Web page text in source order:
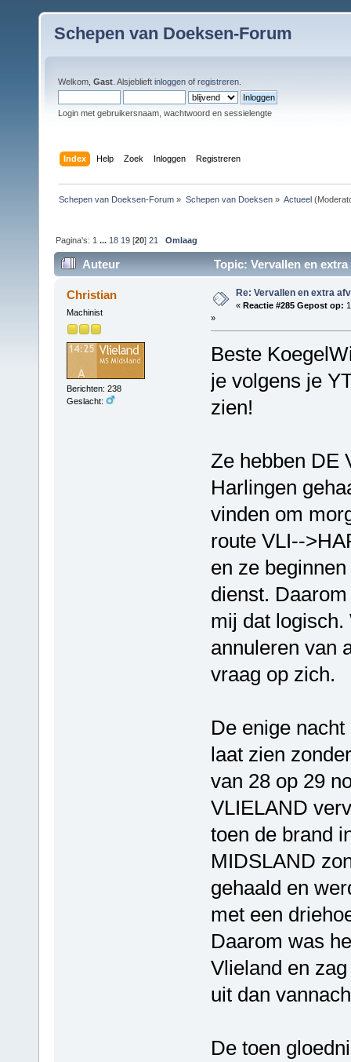
Schepen van Doeksen-Forum
Welkom, Gast . Alsjeblieft inloggen of registreren
Login met gebruikersnaam, wachtwoord en sessielengte
Index Help Zoek Inloggen Registreren
Schepen van Doeksen-Forum » Schepen van Doeksen» Actueel
Pagina's: 1 ... 18 19 [20]21 Omlaag
Auteur Topic: Vervallen en
Christian
Machinist
Berichten: 238
Geslacht:
Re: Vervallen en extra
« Reactie #285 Gepost op:
»
Beste
je volgens je
zien!
Ze hebben DE
Harlingen
vinden om
route VLI--
en ze
dienst.
mij dat
annuleren van
vraag op zich.
De enige
laat zien
van 28 op 29
VLIELAND
toen de brand
MIDSLAND
gehaald en
met een
Daarom was
Vlieland en
uit dan
De toen